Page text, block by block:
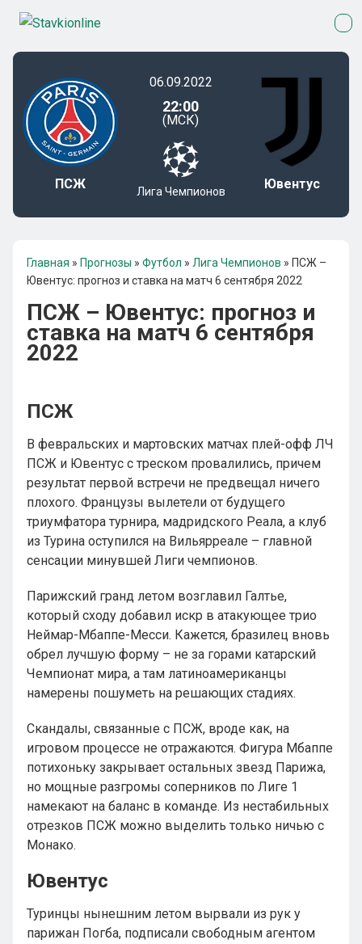
ПСЖ
06.09.2022
22:00
(МСК)
Лига Чемпионов Ювентус
Главная » Прогнозы » Футбол » Лига Чемпионов » ПСЖ –
Ювентус: прогноз и ставка на матч 6 сентября 2022
ПСЖ – Ювентус: прогноз и
ставка на матч 6 сентября
2022
ПСЖ
В февральских и мартовских матчах плей-офф ЛЧ
ПСЖ и Ювентус с треском провалились, причем
результат первой встречи не предвещал ничего
плохого. Французы вылетели от будущего
триумфатора турнира, мадридского Реала, а клуб
из Турина оступился на Вильярреале – главной
сенсации минувшей Лиги чемпионов.
Парижский гранд летом возглавил Галтье,
который сходу добавил искр в атакующее трио
Неймар-Мбаппе-Месси. Кажется, бразилец вновь
обрел лучшую форму – не за горами катарский
Чемпионат мира, а там латиноамериканцы
намерены пошуметь на решающих стадиях.
Скандалы, связанные с ПСЖ, вроде как, на
игровом процессе не отражаются. Фигура Мбаппе
потихоньку закрывает остальных звезд Парижа,
но мощные разгромы соперников по Лиге 1
намекают на баланс в команде. Из нестабильных
отрезков ПСЖ можно выделить только ничью с
Монако.
Ювентус
Туринцы нынешним летом вырвали из рук у
парижан Погба, подписали свободным агентом